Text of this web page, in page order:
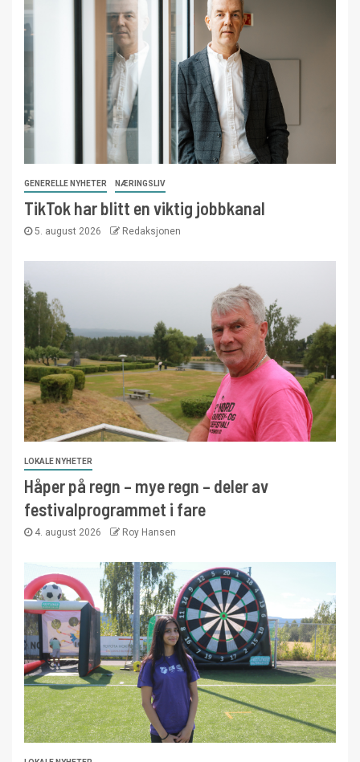
GENERELLE NYHETER NÆRINGSLIV
TikTok har blitt en viktig jobbkanal
5. august 2026 Redaksjonen
LOKALE NYHETER
Håper på regn – mye regn – deler av
festivalprogrammet i fare
4. august 2026 Roy Hansen